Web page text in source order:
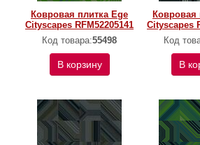
Ковровая плитка Ege
Cityscapes RFM52205141
Код товара:55498
В корзину
Ковровая
Cityscapes
Код
В